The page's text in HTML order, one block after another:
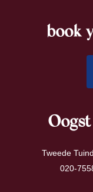
book
Tweede
020-